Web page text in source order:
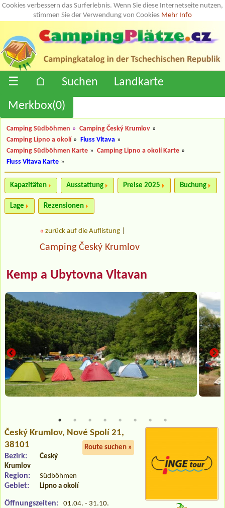
Cookies verbessern das Surferlebnis. Wenn Sie diese Internetseite nutzen,
stimmen Sie der Verwendung von Cookies Mehr Info
☰ ⌂ Suchen
Landkarte
Merkbox(0)
Camping Südböhmen » Camping Český Krumlov »
Camping Lipno a okolí » Fluss Vltava »
Camping Südböhmen Karte » Camping Lipno a okolí Karte »
Fluss Vltava Karte »
Kapazitäten Ausstattung Preise 2025 Buchung
Lage Rezensionen
« zurück auf die Auflistung
Camping Český Krumlov
Kemp a Ubytovna Vltavan
Český Krumlov, Nové Spolí 21,
38101
Route suchen »
Bezirk:
Český
Krumlov
Region: Südböhmen
Gebiet: Lipno a okolí
Öffnungszeiten: 01.04. - 31.10.